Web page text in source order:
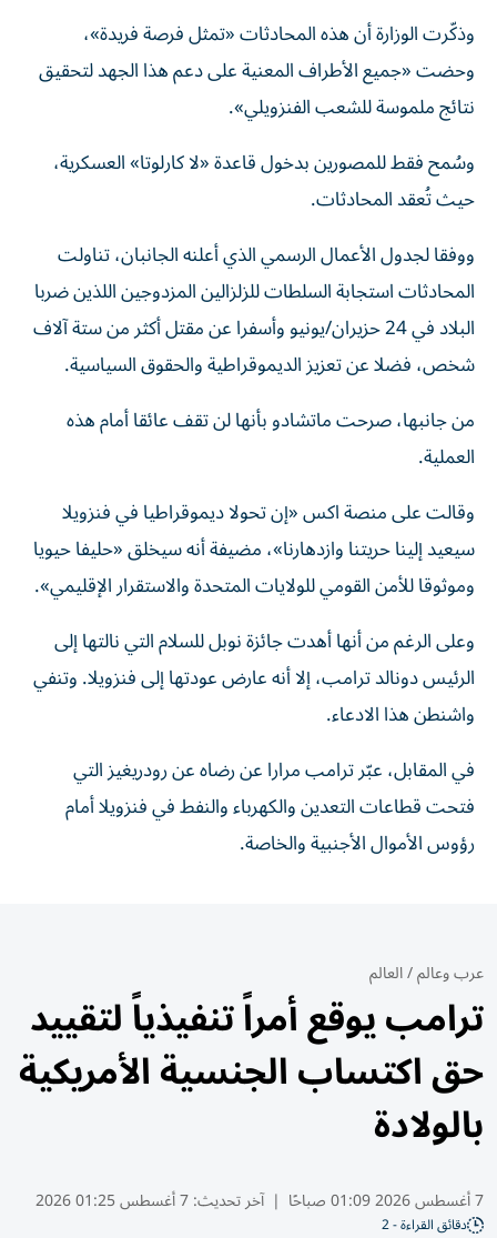
وذكّرت الوزارة أن هذه المحادثات «تمثل فرصة فريدة»،
وحضت «جميع الأطراف المعنية على دعم هذا الجهد لتحقيق
نتائج ملموسة للشعب الفنزويلي».
وسُمح فقط للمصورين بدخول قاعدة «لا كارلوتا» العسكرية،
حيث تُعقد المحادثات.
ووفقا لجدول الأعمال الرسمي الذي أعلنه الجانبان، تناولت
المحادثات استجابة السلطات للزلزالين المزدوجين اللذين ضربا
البلاد في 24 حزيران/يونيو وأسفرا عن مقتل أكثر من ستة آلاف
شخص، فضلا عن تعزيز الديموقراطية والحقوق السياسية.
من جانبها، صرحت ماتشادو بأنها لن تقف عائقا أمام هذه
العملية.
وقالت على منصة اكس «إن تحولا ديموقراطيا في فنزويلا
سيعيد إلينا حريتنا وازدهارنا»، مضيفة أنه سيخلق «حليفا حيويا
وموثوقا للأمن القومي للولايات المتحدة والاستقرار الإقليمي».
وعلى الرغم من أنها أهدت جائزة نوبل للسلام التي نالتها إلى
الرئيس دونالد ترامب، إلا أنه عارض عودتها إلى فنزويلا. وتنفي
واشنطن هذا الادعاء.
في المقابل، عبّر ترامب مرارا عن رضاه عن رودريغيز التي
فتحت قطاعات التعدين والكهرباء والنفط في فنزويلا أمام
رؤوس الأموال الأجنبية والخاصة.
عرب وعالم/العالم
ترامب يوقع أمراً تنفيذياً لتقييد
حق اكتساب الجنسية الأمريكية
بالولادة
7 أغسطس 2026 01:09 صباحًا | آخر تحديث:7 أغسطس 01:25 2026
دقائق القراءة - 2